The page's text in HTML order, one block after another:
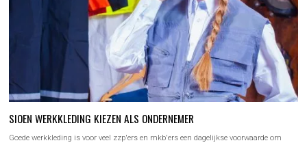
SIOEN WERKKLEDING KIEZEN ALS ONDERNEMER
Goede werkkleding is voor veel zzp'ers en mkb'ers een dagelijkse voorwaarde om